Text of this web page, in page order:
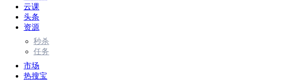
云课
头条
资源
秒杀
任务
市场
热搜宝